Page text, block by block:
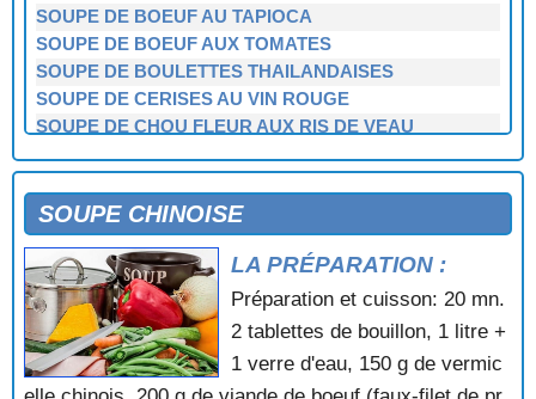
SOUPE DE BOEUF AU TAPIOCA
SOUPE DE BOEUF AUX TOMATES
SOUPE DE BOULETTES THAILANDAISES
SOUPE DE CERISES AU VIN ROUGE
SOUPE DE CHOU FLEUR AUX RIS DE VEAU
SOUPE DE COURGETTES GLACEE
SOUPE DE CRABE
SOUPE DE HADDOCK
SOUPE DE LEGUMES GLACEE
SOUPE DE LENTILLES A L'ALSACIENNE
SOUPE DE LENTILLES AU CONFIT
SOUPE DE LENTILLES AUX PEAUX DE CANARD
SOUPE CHINOISE
LA PRÉPARATION :
Préparation et cuisson: 20 mn.
2 tablettes de bouillon, 1 litre +
1 verre d'eau, 150 g de vermic